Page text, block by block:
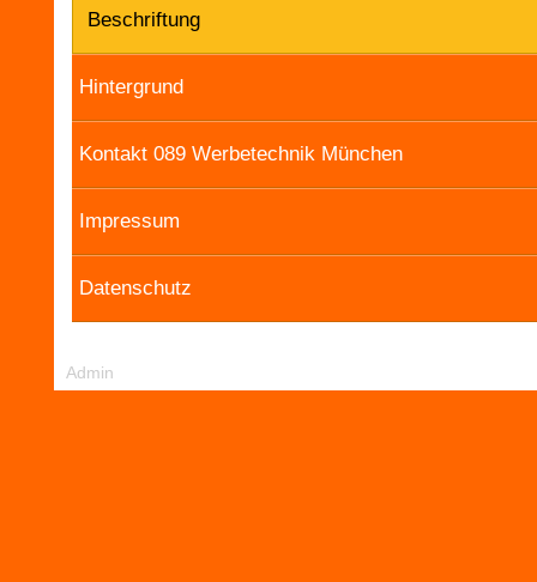
Beschriftung
Hintergrund
Kontakt 089 Werbetechnik München
Impressum
Datenschutz
Admin